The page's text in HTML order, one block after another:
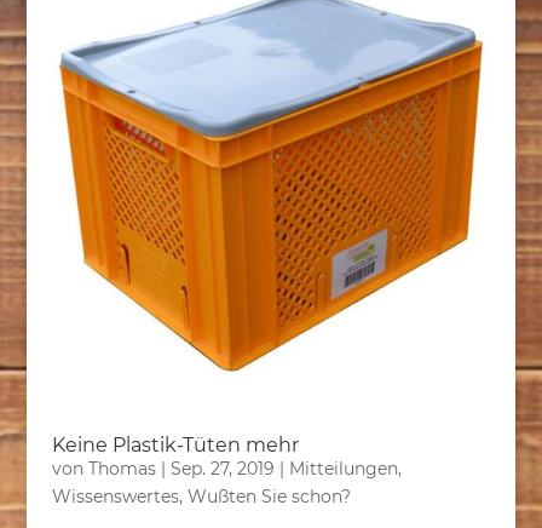
Keine Plastik-Tüten mehr
von Thomas| Sep. 27, 2019 | Mitteilungen,
Wissenswertes, Wußten Sie schon?